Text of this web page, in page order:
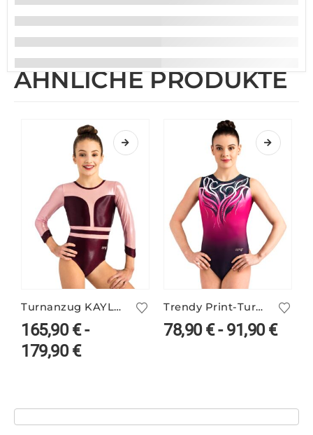
ÄHNLICHE PRODUKTE
Turnanzug KAYLA/2 mit Glitzerstoff
165,90€-
179,90€
Trendy Print-Turnanzug DYLA/2 – pink-schwarz
78,90€-91,90€